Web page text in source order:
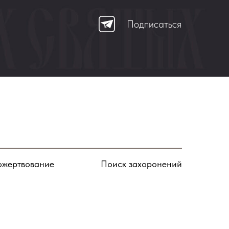
Подписаться
Поиск захоронений